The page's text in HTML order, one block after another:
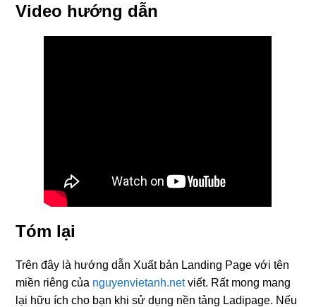
Video hướng dẫn
Tóm lại
Trên đây là hướng dẫn Xuất bản Landing Page với tên
miền riêng của nguyenvietanh.netviết. Rất mong mang
lại hữu ích cho bạn khi sử dụng nền tảng Ladipage. Nếu